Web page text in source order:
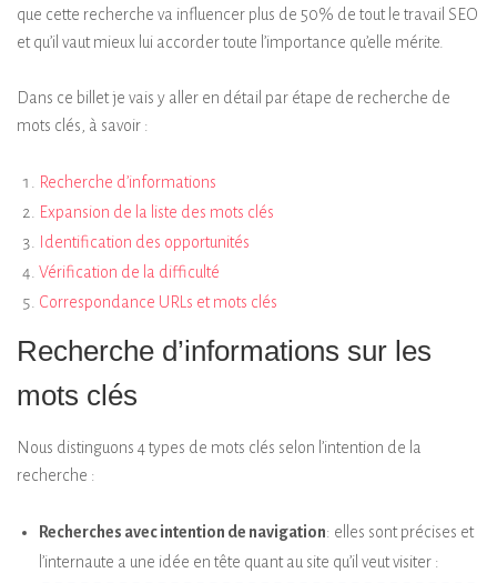
que cette recherche va influencer plus de 50% de tout le travail SEO
et qu’il vaut mieux lui accorder toute l’importance qu’elle mérite.
Dans ce billet je vais y aller en détail par étape de recherche de
mots clés, à savoir :
Recherche d’informations
Expansion de la liste des mots clés
Identification des opportunités
Vérification de la difficulté
Correspondance URLs et mots clés
Recherche d’informations sur les
mots clés
Nous distinguons 4 types de mots clés selon l’intention de la
recherche :
Recherches avec intention de navigation: elles sont précises et
l’internaute a une idée en tête quant au site qu’il veut visiter :